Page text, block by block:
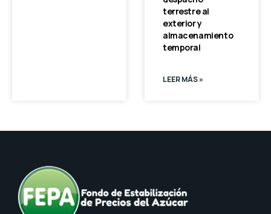
terrestre al
exterior y
almacenamiento
temporal
LEER MÁS »